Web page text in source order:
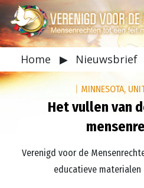
Home ▶ Nieuwsbrief
MINNESOTA,
Het vullen van
Verenigd voor de
educatieve materialen